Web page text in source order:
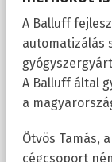
A Balluff
automatizálás
A Balluff által
a
Ötvös Tamás,
cégcsoport